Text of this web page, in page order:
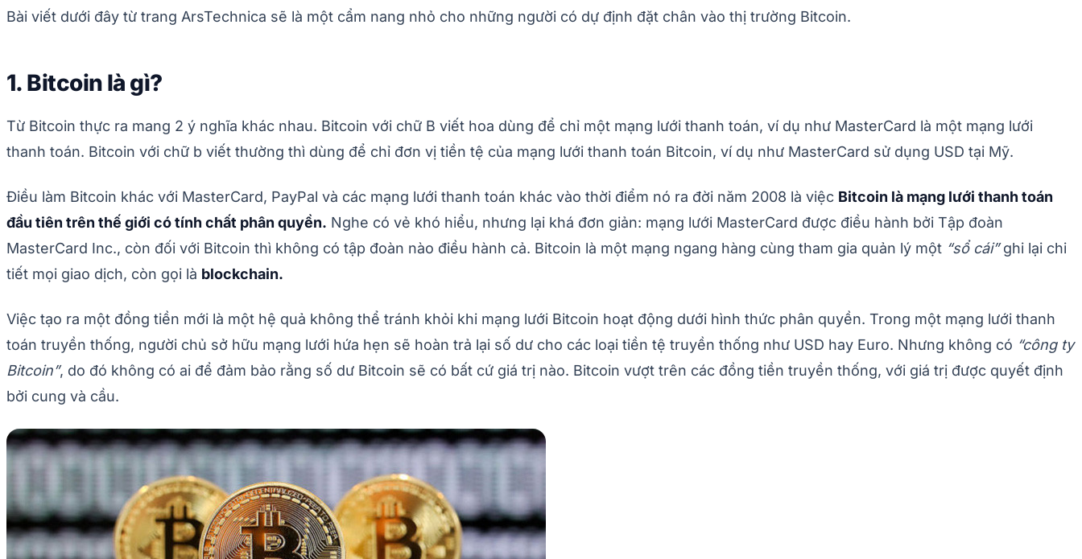
Bài viết dưới đây từ trang ArsTechnica sẽ là một cẩm nang nhỏ cho những người có dự định đặt chân vào thị trường Bitcoin.
1. Bitcoin là gì?
Từ Bitcoin thực ra mang 2 ý nghĩa khác nhau. Bitcoin với chữ B viết hoa dùng để chỉ một mạng lưới thanh toán, ví dụ như MasterCard là một mạng lưới
thanh toán. Bitcoin với chữ b viết thường thì dùng để chỉ đơn vị tiền tệ của mạng lưới thanh toán Bitcoin, ví dụ như MasterCard sử dụng USD tại Mỹ.
Điều làm Bitcoin khác với MasterCard, PayPal và các mạng lưới thanh toán khác vào thời điểm nó ra đời năm 2008 là việc Bitcoin là mạng lưới thanh toán
đầu tiên trên thế giới có tính chất phân quyền. Nghe có vẻ khó hiểu, nhưng lại khá đơn giản: mạng lưới MasterCard được điều hành bởi Tập đoàn
MasterCard Inc., còn đối với Bitcoin thì không có tập đoàn nào điều hành cả. Bitcoin là một mạng ngang hàng cùng tham gia quản lý một “sổ cái”ghi lại chi
tiết mọi giao dịch, còn gọi là blockchain.
Việc tạo ra một đồng tiền mới là một hệ quả không thể tránh khỏi khi mạng lưới Bitcoin hoạt động dưới hình thức phân quyền. Trong một mạng lưới thanh
toán truyền thống, người chủ sở hữu mạng lưới hứa hẹn sẽ hoàn trả lại số dư cho các loại tiền tệ truyền thống như USD hay Euro. Nhưng không có “công ty
Bitcoin”, do đó không có ai để đảm bảo rằng số dư Bitcoin sẽ có bất cứ giá trị nào. Bitcoin vượt trên các đồng tiền truyền thống, với giá trị được quyết định
bởi cung và cầu.